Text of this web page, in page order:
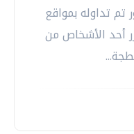
تداوله بمواقع
أحد الأشخاص من